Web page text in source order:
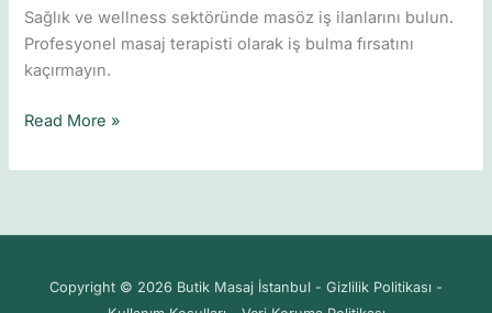
Sağlık ve wellness sektöründe masöz iş ilanlarını bulun.
Profesyonel masaj terapisti olarak iş bulma fırsatını
kaçırmayın.
Read More »
Copyright © 2026 Butik Masaj İstanbul - Gizlilik Politikası -